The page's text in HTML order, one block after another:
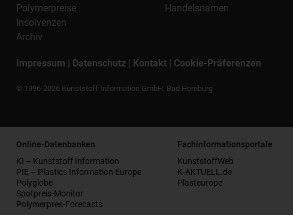
Polymerpreise
Insolvenzen
Archiv
Handelsnamen
Impressum | Datenschutz | Kontakt | Cookie-Präferenzen
© 1996-2026 Kunststoff Information GmbH, Bad Homburg
Online-Datenbanken
KI – Kunststoff Information
PIE – Plastics Information Europe
Polyglobe
Spotpreis-Monitor
Polymerpres-Forecasts
Fachinformationsportale
KunststoffWeb
K-AKTUELL.de
Plasteurope